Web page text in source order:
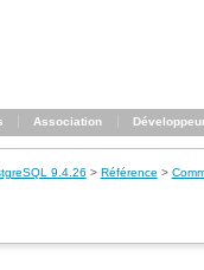
Association
9.4.26 > Référence >